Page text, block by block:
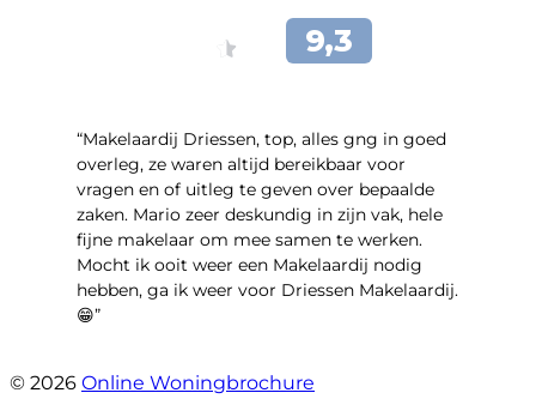
“Makelaardij Driessen, top, alles gng in goed
overleg, ze waren altijd bereikbaar voor
vragen en of uitleg te geven over bepaalde
zaken. Mario zeer deskundig in zijn vak, hele
fijne makelaar om mee samen te werken.
Mocht ik ooit weer een Makelaardij nodig
hebben, ga ik weer voor Driessen Makelaardij.
😁”
© 2026 Online Woningbrochure